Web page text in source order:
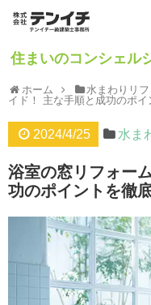
住まいのコンシェル
ホーム 水まわりリ
イド！ 主な手順と成功のポイ
2024/4/25 水ま
浴室の窓リフォー
功のポイントを徹